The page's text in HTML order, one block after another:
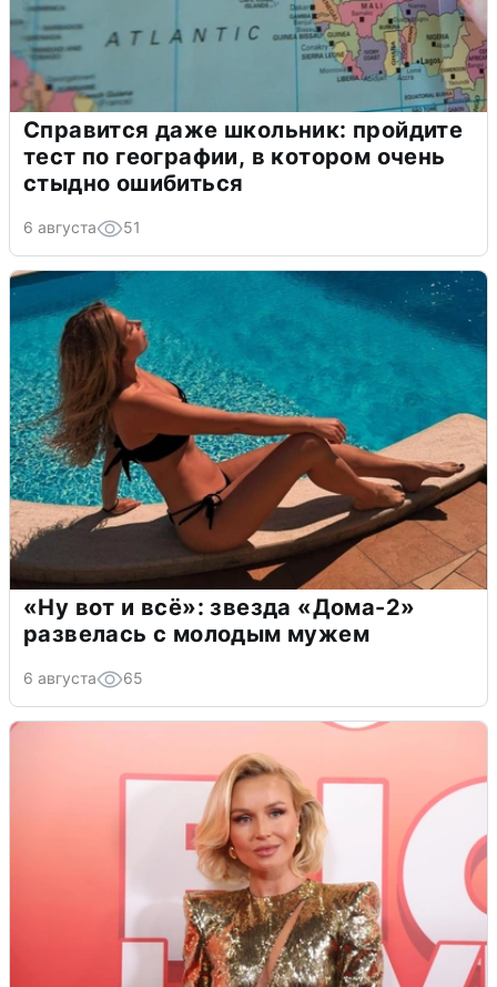
Справится даже школьник: пройдите
тест по географии, в котором очень
стыдно ошибиться
6 августа 51
«Ну вот и всё»: звезда «Дома-2»
развелась с молодым мужем
6 августа 65